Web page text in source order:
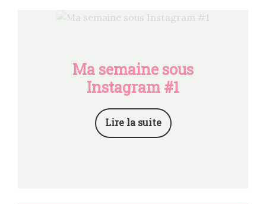
Ma semaine sous
Instagram #1
Lire la suite